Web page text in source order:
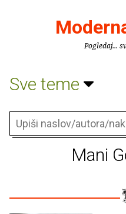
Pogledaj...
Sve teme
Mani